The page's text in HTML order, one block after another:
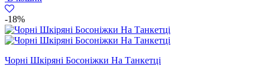
-18%
Чорні Шкіряні Босоніжки На Танкетці